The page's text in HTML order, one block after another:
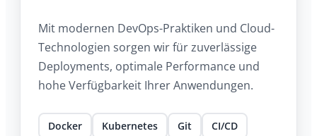
Mit modernen DevOps-Praktiken und Cloud-
Technologien sorgen wir für zuverlässige
Deployments, optimale Performance und
hohe Verfügbarkeit Ihrer Anwendungen.
Docker Kubernetes Git
CI/CD